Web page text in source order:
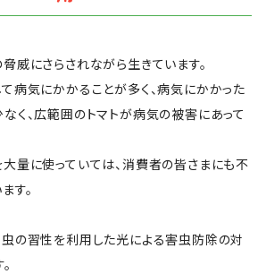
威にさらされながら生きています。
病気にかかることが多く、病気にかかった
く、広範囲のトマトが病気の被害にあって
量に使っていては、消費者の皆さまにも不
す。
虫の習性を利用した光による害虫防除の対